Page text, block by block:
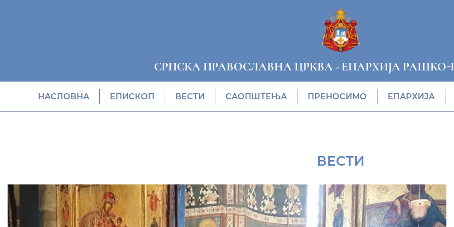
СРПСКА ПРАВОСЛАВНА ЦРКВА- ЕПАРХИЈА
НАСЛОВНА EПИСКОП ВЕСТИ САОПШТЕЊА ПРЕНОСИМО ЕПАРХИЈА
ВЕСТИ